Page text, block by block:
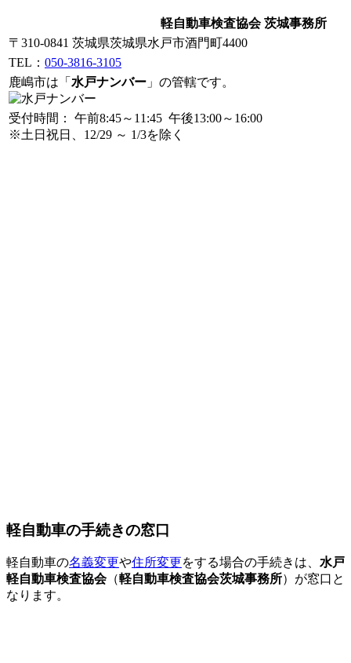
軽自動車検査協会 茨城事務所
〒310-0841 茨城県茨城県水戸市酒門町4400
TEL： 050-3816-3105
鹿嶋市は「 水戸ナンバー 」の管轄です。
受付時間： 午前8:45～11:45 午後13:00～16:00
※土日祝日、12/29 ～ 1/3を除く
軽自動車の手続きの窓口
軽自動車の名義変更や住所変更をする場合の手続きは、 水戸
軽自動車検査協会（軽自動車検査協会茨城事務所）が窓口と
なります。